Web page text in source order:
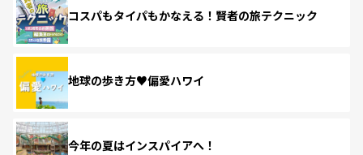
コスパもタイパもかなえる！賢者の旅テクニック
地球の歩き方♥偏愛ハワイ
今年の夏はインスパイアへ！